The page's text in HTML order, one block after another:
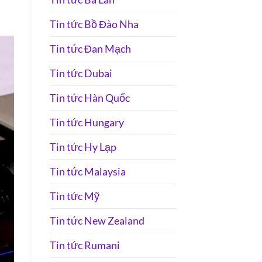
Tin tức Bồ Đào Nha
Tin tức Đan Mạch
Tin tức Dubai
Tin tức Hàn Quốc
Tin tức Hungary
Tin tức Hy Lạp
Tin tức Malaysia
Tin tức Mỹ
Tin tức New Zealand
Tin tức Rumani